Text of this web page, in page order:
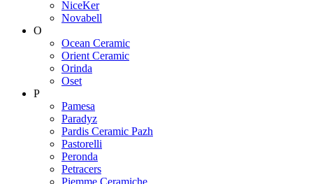
NiceKer
Novabell
O
Ocean Ceramic
Orient Ceramic
Orinda
Oset
P
Pamesa
Paradyz
Pardis Ceramic Pazh
Pastorelli
Peronda
Petracers
Piemme Ceramiche